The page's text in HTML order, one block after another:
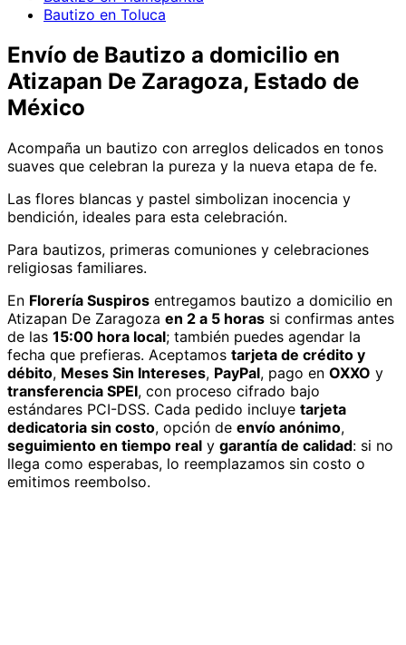
Bautizo en Toluca
Envío de Bautizo a domicilio en
Atizapan De Zaragoza, Estado de
México
Acompaña un bautizo con arreglos delicados en tonos
suaves que celebran la pureza y la nueva etapa de fe.
Las flores blancas y pastel simbolizan inocencia y
bendición, ideales para esta celebración.
Para bautizos, primeras comuniones y celebraciones
religiosas familiares.
En Florería Suspiros entregamos bautizo a domicilio en
Atizapan De Zaragoza en 2 a 5 horas si confirmas antes
de las 15:00 hora local; también puedes agendar la
fecha que prefieras. Aceptamos tarjeta de crédito y
débito, Meses Sin Intereses, PayPal, pago en OXXO y
transferencia SPEI, con proceso cifrado bajo
estándares PCI-DSS. Cada pedido incluye tarjeta
dedicatoria sin costo, opción de envío anónimo,
seguimiento en tiempo real y garantía de calidad: si no
llega como esperabas, lo reemplazamos sin costo o
emitimos reembolso.